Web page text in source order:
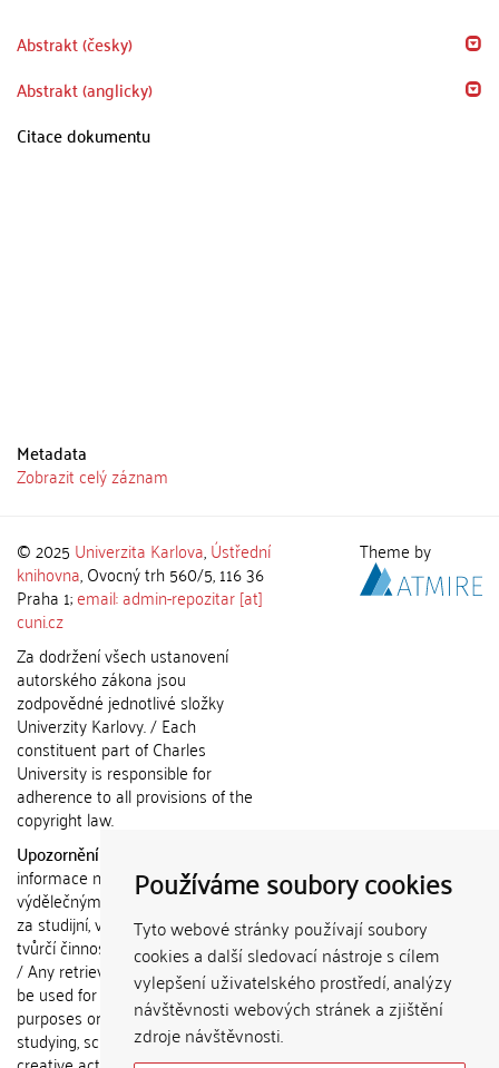
Používáme soubory cookies
Tyto webové stránky používají soubory
cookies a další sledovací nástroje s cílem
vylepšení uživatelského prostředí, analýzy
návštěvnosti webových stránek a zjištění
zdroje návštěvnosti.
Abstrakt (česky)
Abstrakt (anglicky)
Citace dokumentu
Metadata
Zobrazit celý záznam
© 2025 Univerzita Karlova,Ústřední
knihovna, Ovocný trh 560/5, 116 36
Praha 1;email: admin-repozitar [at]
cuni.cz
Za dodržení všech ustanovení
autorského zákona jsou
zodpovědné jednotlivé složky
Univerzity Karlovy. / Each
constituent part of Charles
University is responsible for
adherence to all provisions of the
copyright law.
Upozornění / Notice:
informace nemohou být použity k
výdělečným účelům nebo vydávány
za studijní, vědeckou nebo jinou
tvůrčí činnost jiné osoby než autora.
/ Any retrieved information shall not
be used for any commercial
purposes or claimed as results of
studying, scientific or any other
Theme by